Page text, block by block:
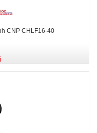
CNP CHLF16-40